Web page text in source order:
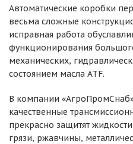
Автоматические коробки
весьма сложные
исправная работа
функционирования
механических,
состоянием масла ATF.
В компании
качественные
прекрасно защитят
грязи, ржавчины,